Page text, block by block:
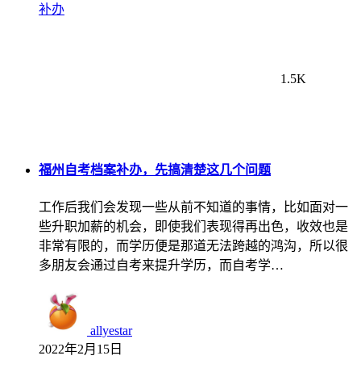
补办
1.5K
福州自考档案补办，先搞清楚这几个问题
工作后我们会发现一些从前不知道的事情，比如面对一
些升职加薪的机会，即使我们表现得再出色，收效也是
非常有限的，而学历便是那道无法跨越的鸿沟，所以很
多朋友会通过自考来提升学历，而自考学…
allyestar
2022年2月15日